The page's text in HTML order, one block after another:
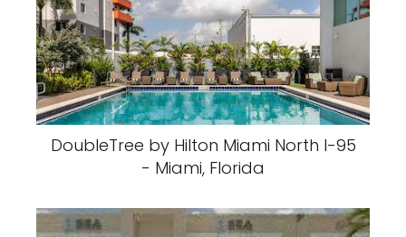
DoubleTree by Hilton Miami North I-95
- Miami, Florida